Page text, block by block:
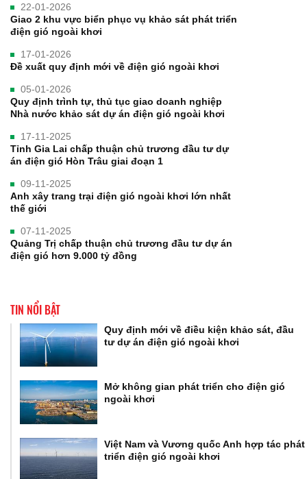
22-01-2026
Giao 2 khu vực biển phục vụ khảo sát phát triển
điện gió ngoài khơi
17-01-2026
Đề xuất quy định mới về điện gió ngoài khơi
05-01-2026
Quy định trình tự, thủ tục giao doanh nghiệp
Nhà nước khảo sát dự án điện gió ngoài khơi
17-11-2025
Tỉnh Gia Lai chấp thuận chủ trương đầu tư dự
án điện gió Hòn Trâu giai đoạn 1
09-11-2025
Anh xây trang trại điện gió ngoài khơi lớn nhất
thế giới
07-11-2025
Quảng Trị chấp thuận chủ trương đầu tư dự án
điện gió hơn 9.000 tỷ đồng
TIN NỔI BẬT
Quy định mới về điều kiện khảo sát, đầu
tư dự án điện gió ngoài khơi
Mở không gian phát triển cho điện gió
ngoài khơi
Việt Nam và Vương quốc Anh hợp tác phát
triển điện gió ngoài khơi